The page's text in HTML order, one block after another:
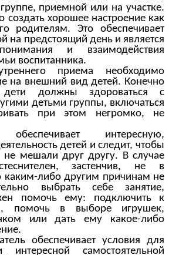
приемной или на участке.
создать хорошее настроение как
родителям. Это обеспечивает
на предстоящий день и является
и взаимодействия
воспитанника.
приема необходимо
на внешний вид детей. Конечно
должны здороваться с
детьми группы, включаться
при этом негромко, не
обеспечивает интересную,
детей и следит, чтобы
не мешали друг другу. В случае
застенчив, не в
каким-либо другим причинам не
выбрать себе занятие,
помочь ему: подключить к
помочь в выборе игрушек,
или дать ему какое-либо
обеспечивает условия для
интересной самостоятельной